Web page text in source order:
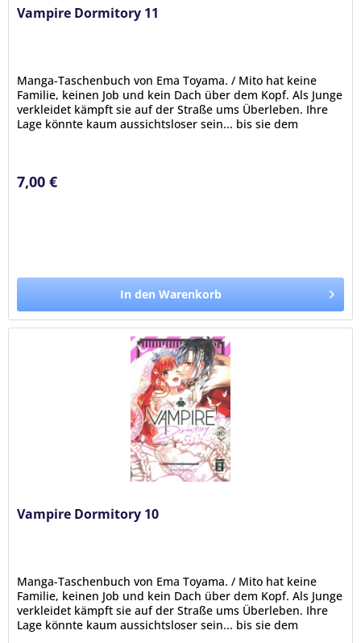
Vampire Dormitory 11
Manga-Taschenbuch von Ema Toyama. / Mito hat keine
Familie, keinen Job und kein Dach über dem Kopf. Als Junge
verkleidet kämpft sie auf der Straße ums Überleben. Ihre
Lage könnte kaum aussichtsloser sein... bis sie dem
7,00 €
In den Warenkorb
Vampire Dormitory 10
Manga-Taschenbuch von Ema Toyama. / Mito hat keine
Familie, keinen Job und kein Dach über dem Kopf. Als Junge
verkleidet kämpft sie auf der Straße ums Überleben. Ihre
Lage könnte kaum aussichtsloser sein... bis sie dem